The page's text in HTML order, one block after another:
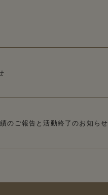
のご報告と活動終了のお知らせ